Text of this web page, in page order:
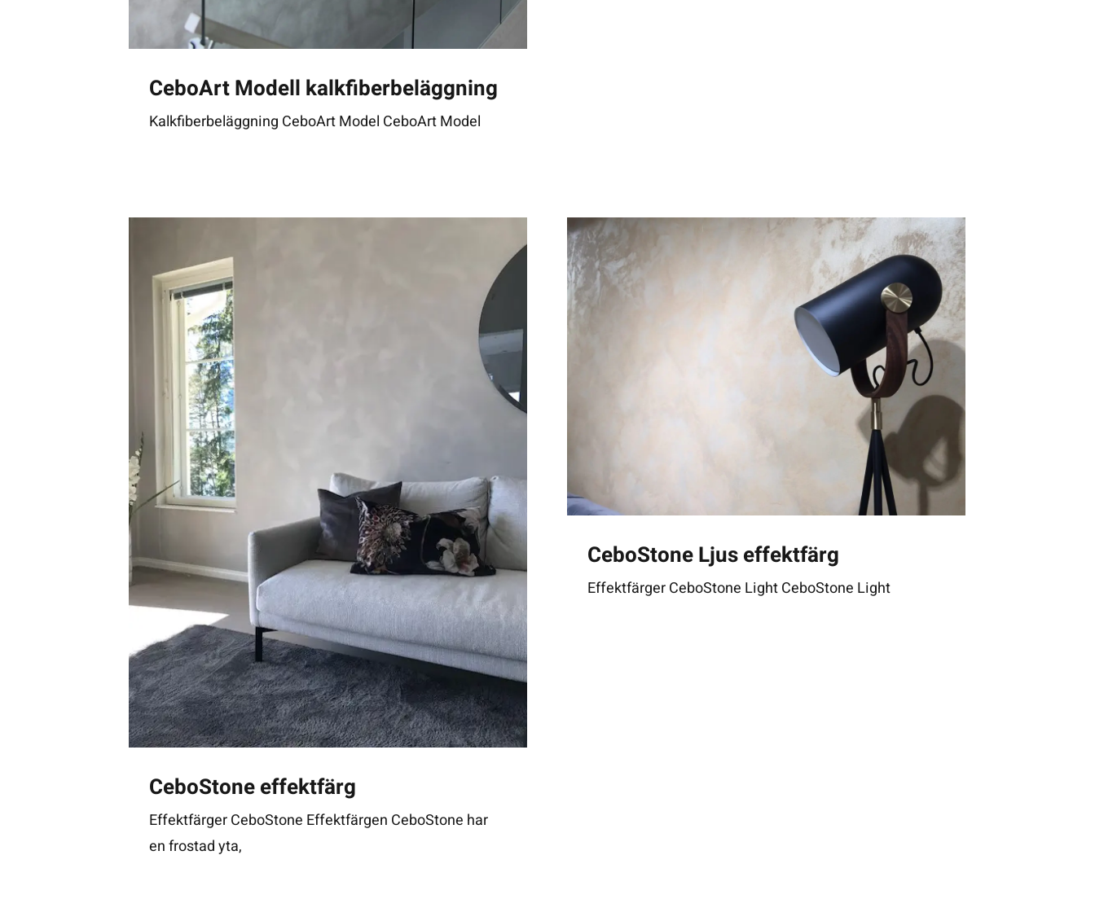
CeboArt Modell kalkfiberbeläggning
Kalkfiberbeläggning CeboArt Model CeboArt Model
CeboStone effektfärg
Effektfärger CeboStone Effektfärgen CeboStone har
en frostad yta,
CeboStone Ljus effektfärg
Effektfärger CeboStone Light CeboStone Light